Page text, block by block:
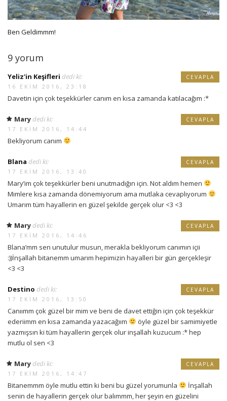
Ben Geldimmm!
9 yorum
Yeliz'in Keşifleri dedi ki:
16 EKIM 2016, 23:18
Davetin için çok teşekkürler canım en kısa zamanda katılacağım :*
CEVAPLA
Mary dedi ki:
17 EKIM 2016, 14:44
Bekliyorum canım
CEVAPLA
Blana dedi ki:
17 EKIM 2016, 13:40
Mary’im çok teşekkürler beni unutmadığın için. Not aldım hemen
Mimlere kısa zamanda dönemiyorum ama mutlaka cevaplıyorum
Umarım tüm hayallerin en güzel şekilde gerçek olur <3 <3
CEVAPLA
Mary dedi ki:
17 EKIM 2016, 14:46
Blana’mm sen unutulur musun, merakla bekliyorum canımın içii
:))İnşallah bitanemm umarım hepimizin hayalleri bir gün gerçekleşir
<3 <3
CEVAPLA
Destino dedi ki:
17 EKIM 2016, 13:50
Canıımm çok güzel bir mim ve beni de davet ettiğin için çok teşekkür
ederiimm en kısa zamanda yazacağıım
öyle güzel bir samimiyetle
yazmışsın ki tüm hayallerin gerçek olur inşallah kuzucum :* hep
mutlu ol sen <3
CEVAPLA
Mary dedi ki:
17 EKIM 2016, 14:47
Bitanemmm öyle mutlu ettin ki beni bu güzel yorumunla
İnşallah
senin de hayallerin gerçek olur balımmm, her şeyin en güzelini
CEVAPLA